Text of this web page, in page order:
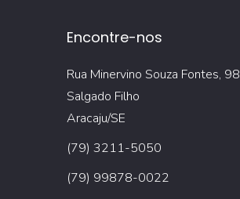
Encontre-nos
Rua Minervino Souza Fontes, 98
Salgado Filho
Aracaju/SE
(79) 3211-5050
(79) 99878-0022